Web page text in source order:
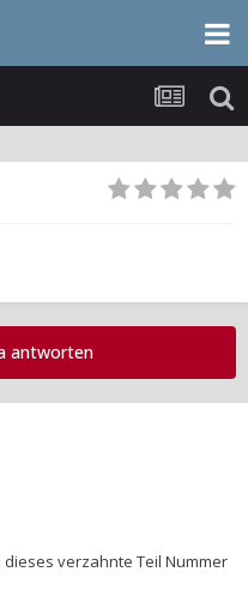
antworten
verzahnte Teil Nummer